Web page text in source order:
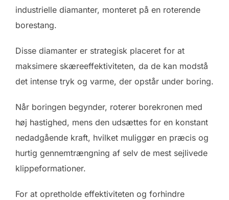
industrielle diamanter, monteret på en roterende
borestang.
Disse diamanter er strategisk placeret for at
maksimere skæreeffektiviteten, da de kan modstå
det intense tryk og varme, der opstår under boring.
Når boringen begynder, roterer borekronen med
høj hastighed, mens den udsættes for en konstant
nedadgående kraft, hvilket muliggør en præcis og
hurtig gennemtrængning af selv de mest sejlivede
klippeformationer.
For at opretholde effektiviteten og forhindre